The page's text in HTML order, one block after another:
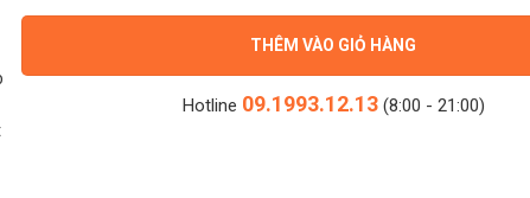
THÊM VÀO GIỎ HÀNG
Hotline 09.1993.12.13 (8:00 - 21:00)